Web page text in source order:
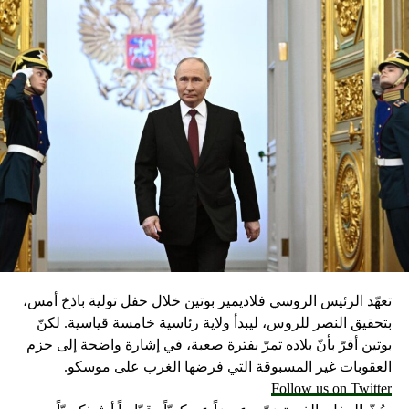
تعهّد الرئيس الروسي فلاديمير بوتين خلال حفل تولية باذخ أمس،
بتحقيق النصر للروس، ليبدأ ولاية رئاسية خامسة قياسية. لكنّ
بوتين أقرّ بأنّ بلاده تمرّ بفترة صعبة، في إشارة واضحة إلى حزم
العقوبات غير المسبوقة التي فرضها الغرب على موسكو.
Follow us on Twitter